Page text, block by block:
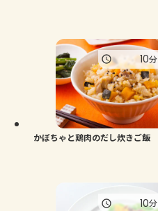
かぼちゃと鶏肉のだし炊きご飯
10分
10分